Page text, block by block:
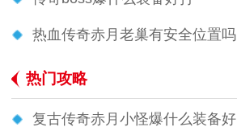
热血传奇赤月老巢有安全位置吗
热门攻略
复古传奇赤月小怪爆什么装备好